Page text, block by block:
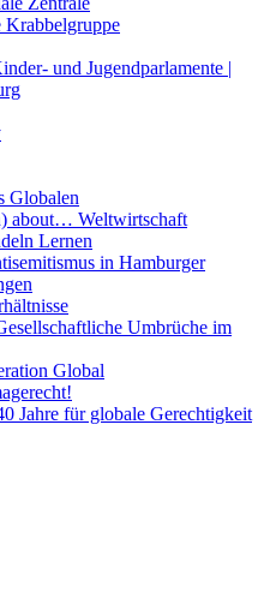
Krabbelgruppe
und Jugendparlamente |
Globalen
about… Weltwirtschaft
Lernen
in Hamburger
Umbrüche im
Global
Jahre für globale Gerechtigkeit